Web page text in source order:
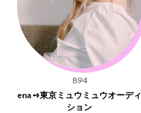
894
ena ➺東京ミュウミュウオーディ
ション